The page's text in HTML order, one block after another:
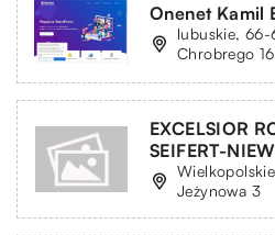
Onenet Kamil
lubuskie, 66-
Chrobrego
EXCELSIOR
SEIFERT-
Jeżynowa 3